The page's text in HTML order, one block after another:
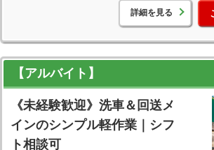
詳細を見る
【アルバイト】
《未経験歓迎》洗車＆回送メ
インのシンプル軽作業｜シフ
ト相談可